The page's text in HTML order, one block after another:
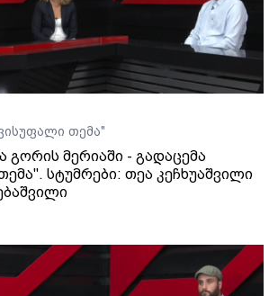
თემა"
გორის მერიაში - გადაცემა
სტუმრები: თეა კეჩხუაშვილი